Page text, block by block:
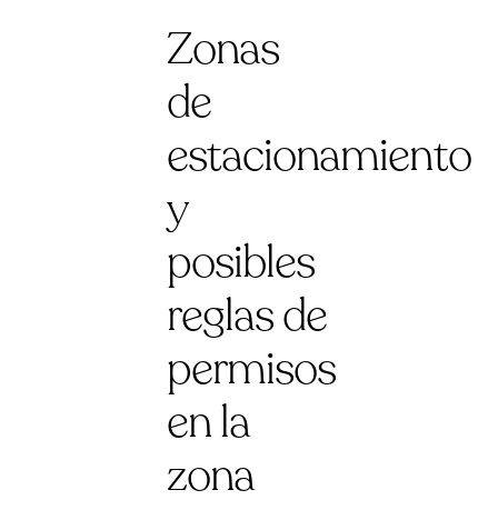
Zonas
de
estacionamiento
y
posibles
reglas de
permisos
en la
zona